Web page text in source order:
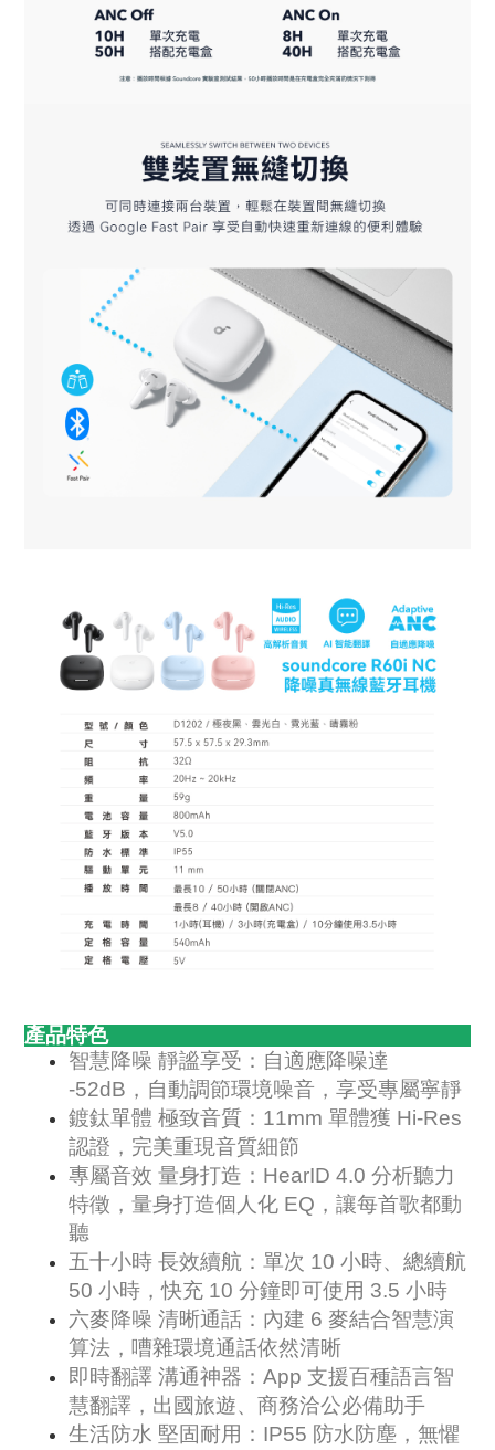
產品特色
智慧降噪 靜謐享受：自適應降噪達
-52dB，自動調節環境噪音，享受專屬寧靜
鍍鈦單體 極致音質：11mm 單體獲 Hi-Res
認證，完美重現音質細節
專屬音效 量身打造：HearID 4.0 分析聽力
特徵，量身打造個人化 EQ，讓每首歌都動
聽
五十小時 長效續航：單次 10 小時、總續航
50 小時，快充 10 分鐘即可使用 3.5 小時
六麥降噪 清晰通話：內建 6 麥結合智慧演
算法，嘈雜環境通話依然清晰
即時翻譯 溝通神器：App 支援百種語言智
慧翻譯，出國旅遊、商務洽公必備助手
生活防水 堅固耐用：IP55 防水防塵，無懼